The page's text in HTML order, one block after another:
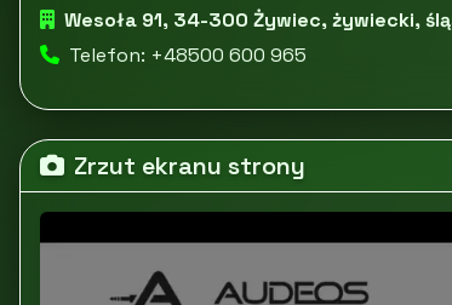
Wesoła 91, 34-300 Żywiec, żywiecki,
Telefon: +48500 600 965
Zrzut ekranu strony